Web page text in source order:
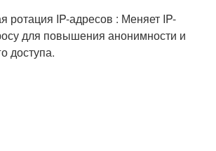
ротация IP-адресов : Меняет IP-
для повышения анонимности и
доступа.